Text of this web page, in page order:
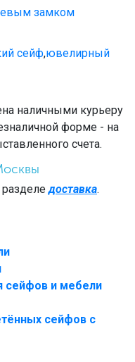
замком
сейф,ювелирный
наличными курьеру
форме - на
счета.
разделедоставка.
сейфов и мебели
сейфов с